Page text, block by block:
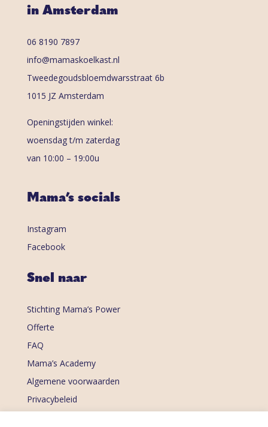
in Amsterdam
06 8190 7897
info@mamaskoelkast.nl
Tweedegoudsbloemdwarsstraat 6b
1015 JZ Amsterdam
Openingstijden winkel:
woensdag t/m zaterdag
van 10:00 – 19:00u
Mama’s socials
Instagram
Facebook
Snel naar
Stichting Mama’s Power
Offerte
FAQ
Mama’s Academy
Algemene voorwaarden
Privacybeleid